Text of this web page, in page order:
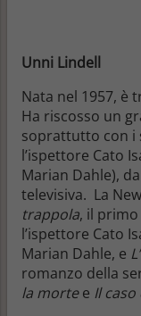
Unni Lindell
Nata nel 1957, è
Ha riscosso un
soprattutto con i
l’ispettore Cato
Marian Dahle),
televisiva. La
trappola, il
l’ispettore Cato
Marian Dahle, e
romanzo della
la mortee Il